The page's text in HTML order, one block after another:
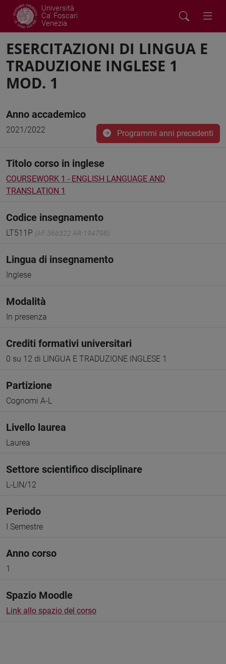
Università
Ca' Foscari
Venezia
ESERCITAZIONI DI LINGUA E
TRADUZIONE INGLESE 1
MOD. 1
Anno accademico
2021/2022 Programmi anni precedenti
Titolo corso in inglese
COURSEWORK 1 - ENGLISH LANGUAGE AND
TRANSLATION 1
Codice insegnamento
LT511P (AF:366322 AR:194798)
Lingua di insegnamento
Inglese
Modalità
In presenza
Crediti formativi universitari
0 su 12 di LINGUA E TRADUZIONE INGLESE 1
Partizione
Cognomi A-L
Livello laurea
Laurea
Settore scientifico disciplinare
L-LIN/12
Periodo
I Semestre
Anno corso
1
Spazio Moodle
Link allo spazio del corso